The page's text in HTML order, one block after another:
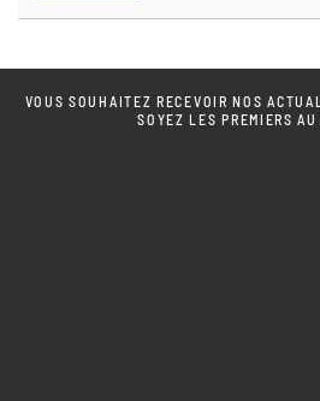
VOUS SOUHAITEZ RECEVOIR NOS
SOYEZ LES PREMIERS